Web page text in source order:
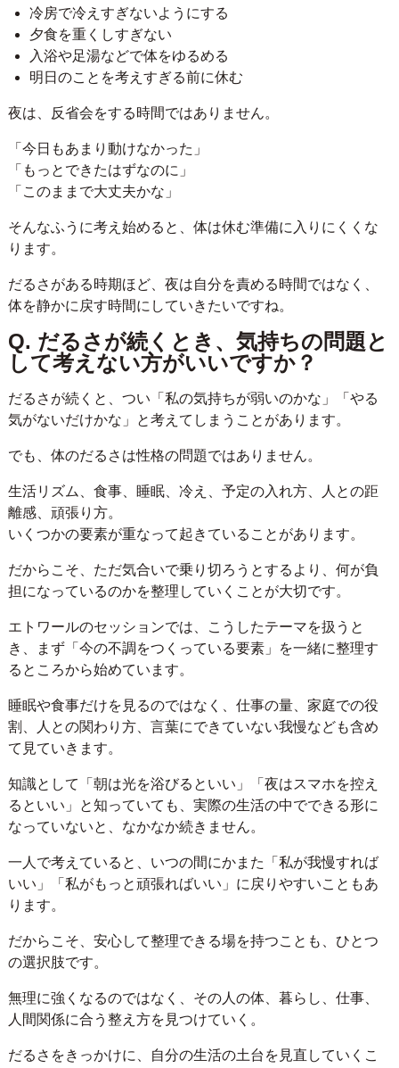
冷房で冷えすぎないようにする
夕食を重くしすぎない
入浴や足湯などで体をゆるめる
明日のことを考えすぎる前に休む
夜は、反省会をする時間ではありません。
「今日もあまり動けなかった」
「もっとできたはずなのに」
「このままで大丈夫かな」
そんなふうに考え始めると、体は休む準備に入りにくくな
ります。
だるさがある時期ほど、夜は自分を責める時間ではなく、
体を静かに戻す時間にしていきたいですね。
Q. だるさが続くとき、気持ちの問題と
して考えない方がいいですか？
だるさが続くと、つい「私の気持ちが弱いのかな」「やる
気がないだけかな」と考えてしまうことがあります。
でも、体のだるさは性格の問題ではありません。
生活リズム、食事、睡眠、冷え、予定の入れ方、人との距
離感、頑張り方。
いくつかの要素が重なって起きていることがあります。
だからこそ、ただ気合いで乗り切ろうとするより、何が負
担になっているのかを整理していくことが大切です。
エトワールのセッションでは、こうしたテーマを扱うと
き、まず「今の不調をつくっている要素」を一緒に整理す
るところから始めています。
睡眠や食事だけを見るのではなく、仕事の量、家庭での役
割、人との関わり方、言葉にできていない我慢なども含め
て見ていきます。
知識として「朝は光を浴びるといい」「夜はスマホを控え
るといい」と知っていても、実際の生活の中でできる形に
なっていないと、なかなか続きません。
一人で考えていると、いつの間にかまた「私が我慢すれば
いい」「私がもっと頑張ればいい」に戻りやすいこともあ
ります。
だからこそ、安心して整理できる場を持つことも、ひとつ
の選択肢です。
無理に強くなるのではなく、その人の体、暮らし、仕事、
人間関係に合う整え方を見つけていく。
だるさをきっかけに、自分の生活の土台を見直していくこ